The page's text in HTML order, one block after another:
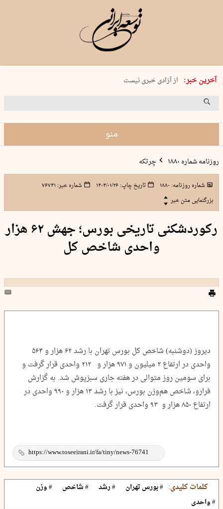
آخرین خبر:
یکشنبه 18 مرداد 1405 شماره 2245
از آزادی خبری نیست
۸۸۸ نفر سال گذشته بر اثر غرق‌شدگی جان …
منو
روزنامه شماره ۱۸۸۰ چرتکه
شماره روزنامه: ۱۸۸۰ تاریخ چاپ:۱۴۰۴/۰۱/۲۶ شماره خبر: ۷۶۷۴۱
بزرگنمایی متن خبر
رکوردشکنی تاریخی بورس؛ جهش ۶۲ هزار
واحدی شاخص کل
دیروز (دوشنبه) شاخص کل بورس تهران با رشد ۶۲ هزار و ۵۶۴
واحدی در ارتفاع ۲ میلیون و ۹۷۱ هزار و ۲۱۲ واحدی قرار گرفت و
برای سومین روز متوالی در هفته جاری سبزپوش شد. به گزارش
فرارو، شاخص هم‌وزن بورس، نیز با رشد ۱۳ هزار و ۹۹۰ واحدی در
ارتفاع ۸۵۰ هزار و ۹۳ واحدی قرار گرفت.
کلمات کلیدی: # بورس تهران # رشد # شاخص
# وزن
# واحدی